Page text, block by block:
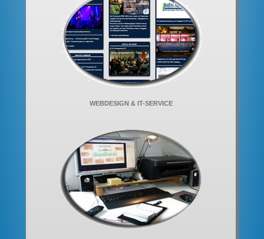
WEBDESIGN & IT-SERVICE